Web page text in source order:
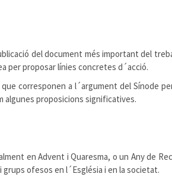
del document més important del
per proposar línies concretes d´acció.
corresponen a l´argument del Sínode
algunes proposicions significatives.
en Advent i Quaresma, o un Any de
ofesos en l´Església i en la societat.